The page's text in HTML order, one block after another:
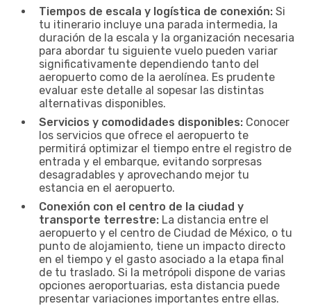
Tiempos de escala y logística de conexión: Si
tu itinerario incluye una parada intermedia, la
duración de la escala y la organización necesaria
para abordar tu siguiente vuelo pueden variar
significativamente dependiendo tanto del
aeropuerto como de la aerolínea. Es prudente
evaluar este detalle al sopesar las distintas
alternativas disponibles.
Servicios y comodidades disponibles: Conocer
los servicios que ofrece el aeropuerto te
permitirá optimizar el tiempo entre el registro de
entrada y el embarque, evitando sorpresas
desagradables y aprovechando mejor tu
estancia en el aeropuerto.
Conexión con el centro de la ciudad y
transporte terrestre: La distancia entre el
aeropuerto y el centro de Ciudad de México, o tu
punto de alojamiento, tiene un impacto directo
en el tiempo y el gasto asociado a la etapa final
de tu traslado. Si la metrópoli dispone de varias
opciones aeroportuarias, esta distancia puede
presentar variaciones importantes entre ellas.